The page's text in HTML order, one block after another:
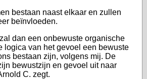
bestaan naast elkaar en zullen
beïnvloeden.
dan een onbewuste organische
logica van het gevoel een bewuste
bestaan zijn, volgens mij. De
bewustzijn en gevoel uit naar
C. zegt.